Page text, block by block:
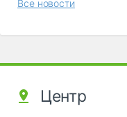
Все новости
Центр